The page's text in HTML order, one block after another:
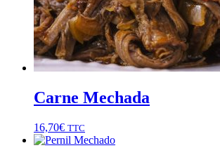
Carne Mechada
16,70€ TTC